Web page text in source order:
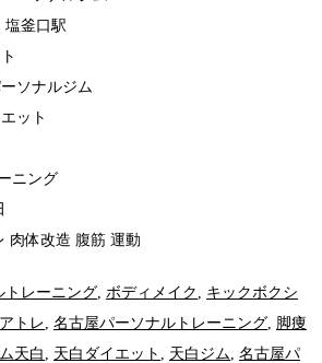
塩釜口駅
ソナルジム
ット
ニング
肉体改造 腹筋 運動
トレーニング ボディメイク
キックボクシ
トレ 名古屋パーソナルトレーニング 脚痩
天白 天白ダイエット 天白ジム 名古屋パ